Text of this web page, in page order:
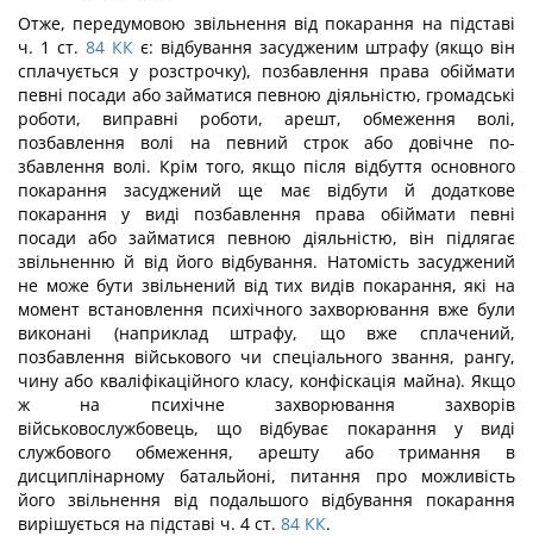
Отже, передумовою звільнення від покарання на підставі
ч. 1 ст. 84 КК є: відбу­вання засудженим штрафу (якщо він
сплачується у розстрочку), позбавлення права обіймати
певні посади або займатися певною діяльністю, громадські
роботи, виправ­ні роботи, арешт, обмеження волі,
позбавлення волі на певний строк або довічне по­
збавлення волі. Крім того, якщо після відбуття основного
покарання засуджений ще має відбути й додаткове
покарання у виді позбавлення права обіймати певні
посади або займатися певною діяльністю, він підлягає
звільненню й від його відбування. На­томість засуджений
не може бути звільнений від тих видів покарання, які на
момент встановлення психічного захворювання вже були
виконані (наприклад штрафу, що вже сплачений,
позбавлення військового чи спеціального звання, рангу,
чину або кваліфікаційного класу, конфіскація майна). Якщо
ж на психічне захворювання за­хворів
військовослужбовець, що відбуває покарання у виді
службового обмеження, арешту або тримання в
дисциплінарному батальйоні, питання про можливість
його звільнення від подальшого відбування покарання
вирішується на підставі ч. 4 ст. 84 КК.